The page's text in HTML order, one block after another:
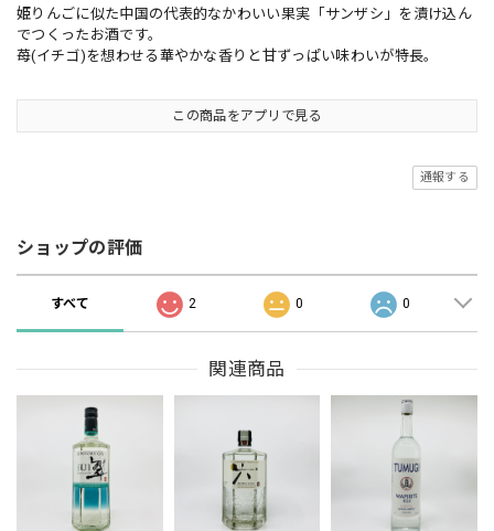
姫りんごに似た中国の代表的なかわいい果実「サンザシ」を漬け込ん
でつくったお酒です。
苺(イチゴ)を想わせる華やかな香りと甘ずっぱい味わいが特長。
この商品をアプリで見る
通報する
ショップの評価
すべて 2 0 0
関連商品